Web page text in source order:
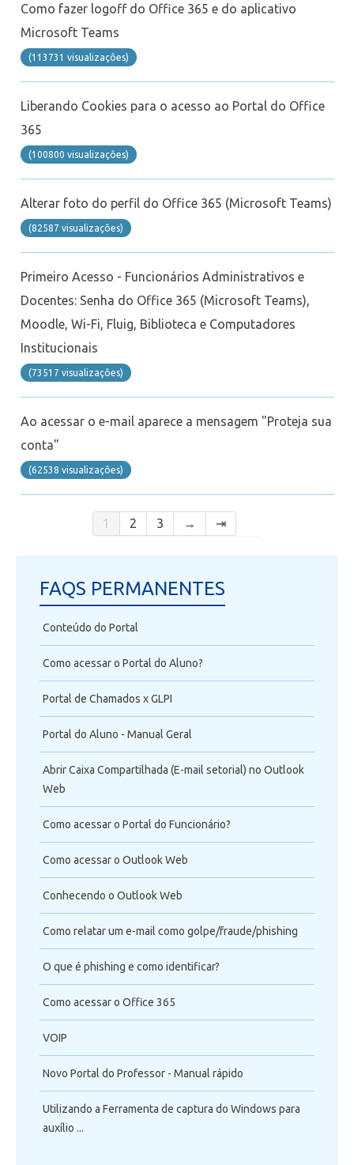
Feedz
Como fazer logoff do Office 365 e do aplicativo
Microsoft Teams
(113731 visualizaçôes)
Liberando Cookies para o acesso ao Portal do Office
365
(100800 visualizaçôes)
Alterar foto do perfil do Office 365 (Microsoft Teams)
(82587 visualizaçôes)
Primeiro Acesso - Funcionários Administrativos e
Docentes: Senha do Office 365 (Microsoft Teams),
Moodle, Wi-Fi, Fluig, Biblioteca e Computadores
Institucionais
(73517 visualizaçôes)
Ao acessar o e-mail aparece a mensagem "Proteja sua
conta"
(62538 visualizaçôes)
1 2 3 → ⇥
FAQS PERMANENTES
Conteúdo do Portal
Como acessar o Portal do Aluno?
Portal de Chamados x GLPI
Portal do Aluno - Manual Geral
Abrir Caixa Compartilhada (E-mail setorial) no Outlook
Web
Como acessar o Portal do Funcionário?
Como acessar o Outlook Web
Conhecendo o Outlook Web
Como relatar um e-mail como golpe/fraude/phishing
O que é phishing e como identificar?
Como acessar o Office 365
VOIP
Novo Portal do Professor - Manual rápido
Utilizando a Ferramenta de captura do Windows para
auxílio ...